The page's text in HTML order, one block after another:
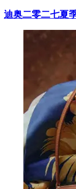
迪奥二零二七夏